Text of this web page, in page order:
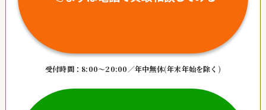
受付時間：8:00～20:00／年中無休(年末年始を除く)